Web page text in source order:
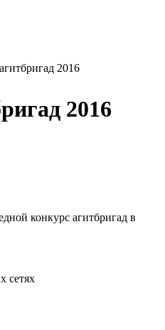
2016
2016
конкурс агитбригад в
сетях